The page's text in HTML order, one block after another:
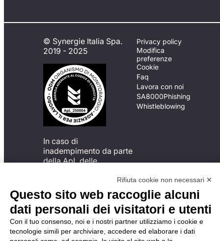
© Synergie Italia Spa.
2019 - 2025
In caso di
inadempimento da parte
della ApL delle
del Codice di Condotta, è
possibile presentare un
reclamo
all’Organismo di
Monitoraggio utilizzando
una delle modalità
descritte al seguente
Privacy policy
Modifica
preferenze
Cookie
Faq
Lavora con noi
SA8000Phishing
Whistleblowing
Rifiuta cookie non necessari ✕
Questo sito web raccoglie alcuni
dati personali dei visitatori e utenti
Con il tuo consenso, noi e i nostri partner utilizziamo i cookie e
tecnologie simili per archiviare, accedere ed elaborare i dati